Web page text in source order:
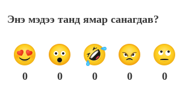
Энэ мэдээ танд ямар санагдав?
0 0 0 0 0